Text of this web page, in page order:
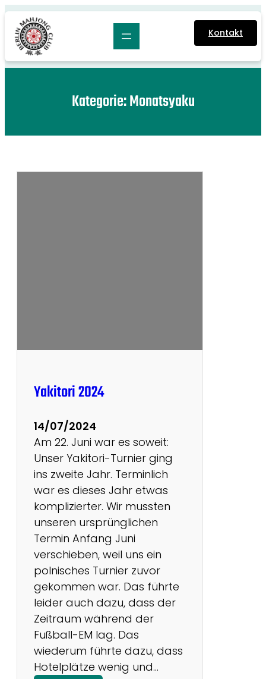
Zum
Inhalt
springen
Kontakt
Kategorie:Monatsyaku
Yakitori 2024
14/07/2024
Am 22. Juni war es soweit:
Unser Yakitori-Turnier ging
ins zweite Jahr. Terminlich
war es dieses Jahr etwas
komplizierter. Wir mussten
unseren ursprünglichen
Termin Anfang Juni
verschieben, weil uns ein
polnisches Turnier zuvor
gekommen war. Das führte
leider auch dazu, dass der
Zeitraum während der
Fußball-EM lag. Das
wiederum führte dazu, dass
Hotelplätze wenig und…